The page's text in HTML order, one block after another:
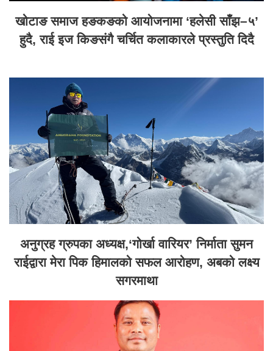
खोटाङ समाज हङकङको आयोजनामा ‘हलेसी साँझ–५’
हुदै, राई इज किङसंगै चर्चित कलाकारले प्रस्तुति दिदै
अनुग्रह ग्रुपका अध्यक्ष,‘गोर्खा वारियर’ निर्माता सुमन
राईद्वारा मेरा पिक हिमालको सफल आरोहण, अबको लक्ष्य
सगरमाथा